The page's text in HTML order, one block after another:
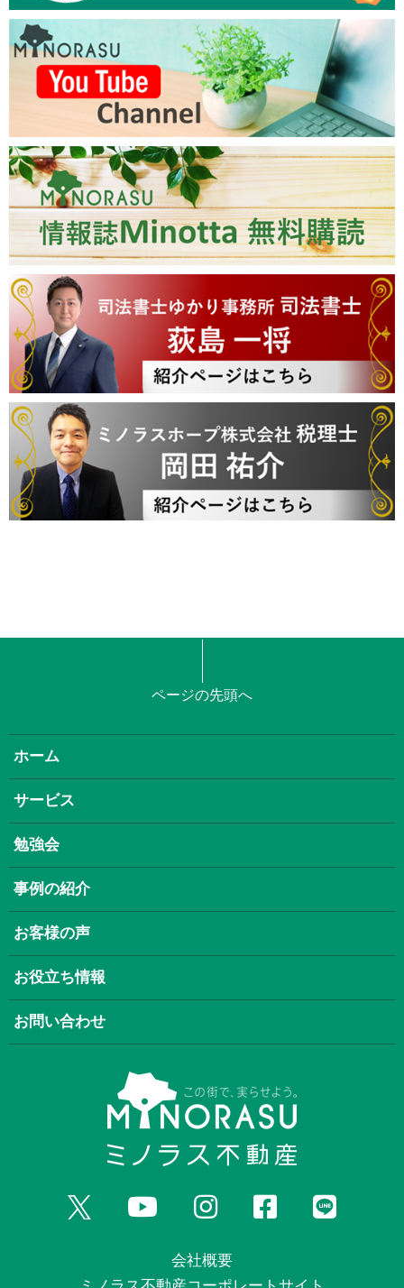
ページの先頭へ
ホーム
サービス
勉強会
事例の紹介
お客様の声
お役立ち情報
お問い合わせ
会社概要